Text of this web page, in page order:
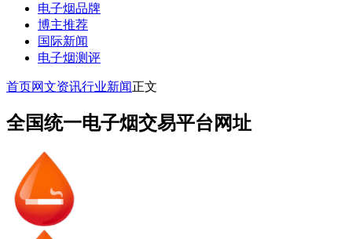
电子烟品牌
博主推荐
国际新闻
电子烟测评
首页网文资讯行业新闻正文
全国统一电子烟交易平台网址